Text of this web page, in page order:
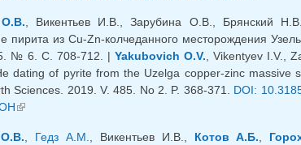
, Викентьев И.В., Зарубина О.В., Брянский
пирита из Cu-Zn-колчеданного месторождения
№ 6. С. 708-712. |Yakubovich O.V. , Vikentyev I.V.,
dating of pyrite from the Uzelga copper-zinc
Sciences. 2019. V. 485. No 2. P. 368-371. DOI:
(внешняя ссылка)
Гедз А.М. , Викентьев И.В., Котов А.Б.